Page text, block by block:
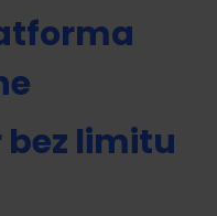
bez limitu